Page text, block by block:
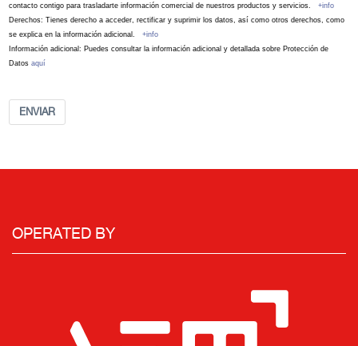
contacto contigo para trasladarte información comercial de nuestros productos y servicios. +info
Derechos: Tienes derecho a acceder, rectificar y suprimir los datos, así como otros derechos, como
se explica en la información adicional. +info
Información adicional: Puedes consultar la información adicional y detallada sobre Protección de
Datos aquí
ENVIAR
OPERATED BY